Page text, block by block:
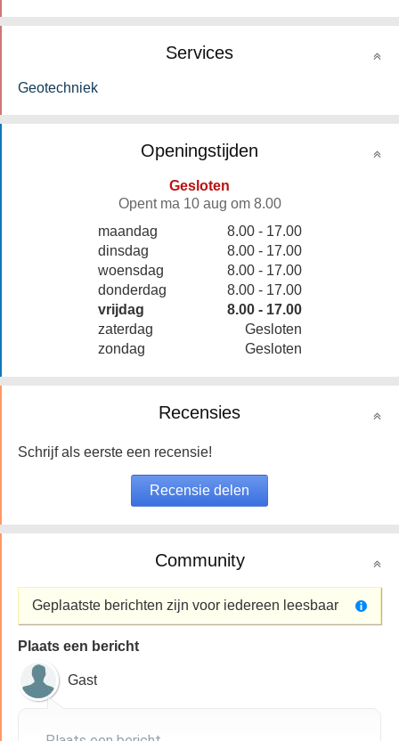
Services
Geotechniek
Openingstijden
Gesloten
Opent ma 10 aug om 8.00
maandag
8.00 - 17.00
dinsdag
8.00 - 17.00
woensdag
8.00 - 17.00
donderdag
8.00 - 17.00
vrijdag
8.00 - 17.00
zaterdag
Gesloten
zondag
Gesloten
Recensies
Schrijf als eerste een recensie!
Community
Geplaatste berichten zijn voor iedereen leesbaar
Plaats een bericht
Gast